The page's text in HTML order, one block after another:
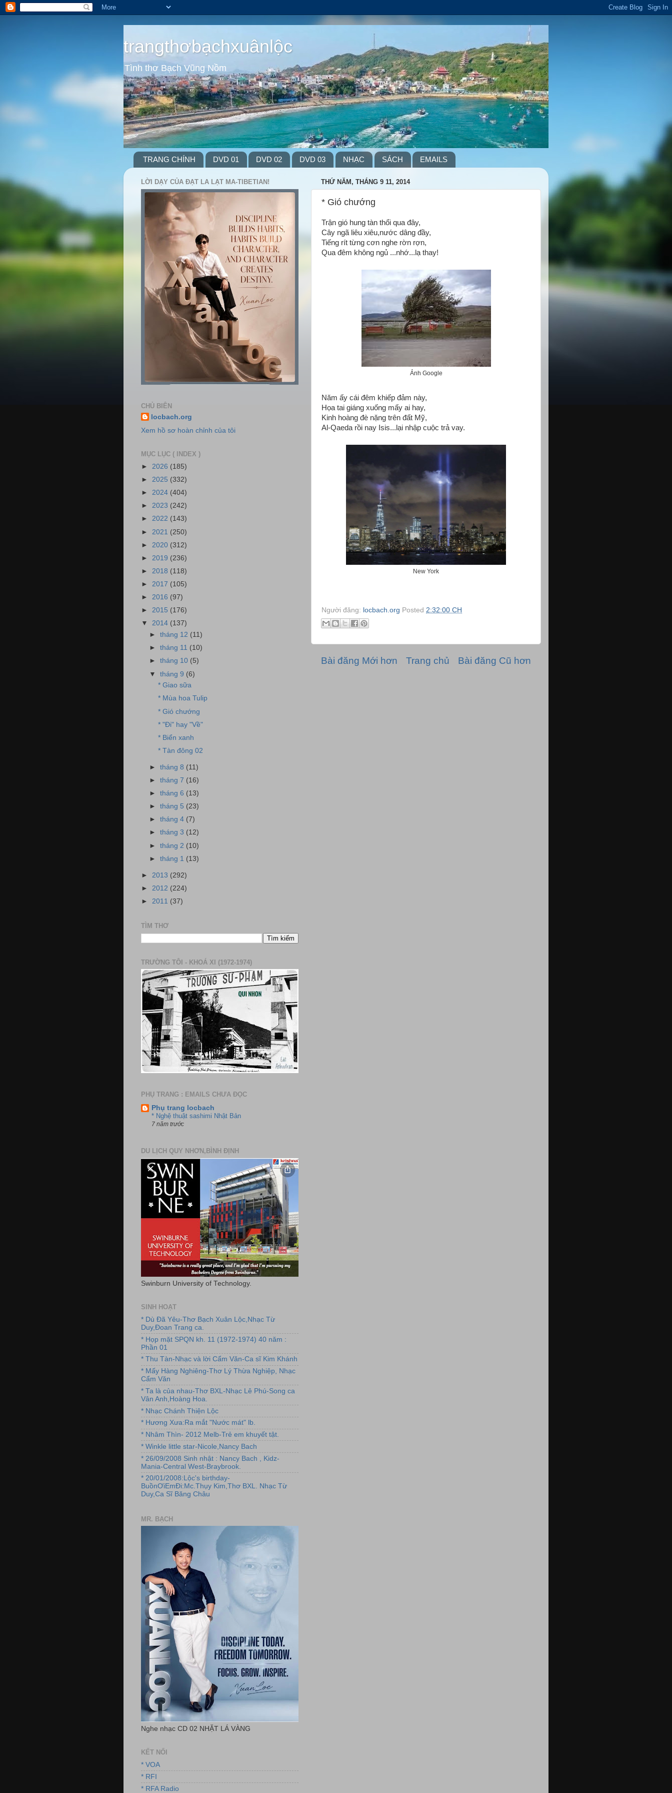
trangthơbạchxuânlộc
Tình thơ Bạch Vũng Nồm
TRANG CHÍNH DVD 01 DVD 02 DVD 03 NHẠC SÁCH EMAILS
THỨ NĂM, THÁNG 9 11, 2014
* Gió chướng
Trận gió hung tàn thổi qua đây,
Cây ngã liêu xiêu,nước dâng đầy,
Tiếng rít từng cơn nghe rờn rợn,
Qua đêm không ngủ ...nhớ...lạ thay!
Ảnh Google
Năm ấy cái đêm khiếp đảm này,
Họa tai giáng xuống mấy ai hay,
Kinh hoàng đè nặng trên đất Mỹ,
Al-Qaeda rồi nay Isis...lại nhập cuộc trả vay.
New York
Người đăng: locbach.org Posted 2:32:00 CH
Bài đăng Mới hơn Bài đăng Cũ hơn
Trang chủ
LỜI DẠY CỦA ĐẠT LA LẠT MA-TIBETIAN!
CHỦ BIÊN
locbach.org
Xem hồ sơ hoàn chỉnh của tôi
MỤC LỤC ( INDEX )
► 2026 (185)
► 2025 (332)
► 2024 (404)
► 2023 (242)
► 2022 (143)
► 2021 (250)
► 2020 (312)
► 2019 (236)
► 2018 (118)
► 2017 (105)
► 2016 (97)
► 2015 (176)
▼ 2014 (137)
►tháng 12 (11)
►tháng 11 (10)
►tháng 10 (5)
▼tháng 9 (6)
* Giao sữa
* Mùa hoa Tulip
* Gió chướng
* "Đi" hay "Về"
* Biển xanh
* Tàn đông 02
►tháng 8 (11)
►tháng 7 (16)
►tháng 6 (13)
►tháng 5 (23)
►tháng 4 (7)
►tháng 3 (12)
►tháng 2 (10)
►tháng 1 (13)
► 2013 (292)
► 2012 (224)
► 2011 (37)
TÌM THƠ
TRƯỜNG TÔI - KHOÁ XI (1972-1974)
PHỤ TRANG : EMAILS CHƯA ĐỌC
Phụ trang locbach
* Nghệ thuật sashimi Nhật Bản
7 năm trước
DU LỊCH QUY NHƠN,BÌNH ĐỊNH
Swinburn University of Technology.
SINH HOẠT
* Dù Đã Yêu-Thơ Bạch Xuân Lộc,Nhạc Từ
Duy,Đoan Trang ca.
* Họp mặt SPQN kh. 11 (1972-1974) 40 năm :
Phần 01
* Thu Tàn-Nhạc và lời Cẩm Văn-Ca sĩ Kim Khánh
* Mấy Hàng Nghiêng-Thơ Lý Thừa Nghiệp, Nhạc
Cẩm Văn
* Ta là của nhau-Thơ BXL-Nhạc Lê Phú-Song ca
Vân Anh,Hoàng Hoa.
* Nhạc Chánh Thiện Lộc
* Hương Xưa:Ra mắt "Nước mát" lb.
* Nhâm Thìn- 2012 Melb-Trẻ em khuyết tật.
* Winkle little star-Nicole,Nancy Bach
* 26/09/2008 Sinh nhật : Nancy Bach , Kidz-
Mania-Central West-Braybrook.
* 20/01/2008:Lộc's birthday-
BuồnƠiEmĐi:Mc.Thụy Kim,Thơ BXL. Nhạc Từ
Duy,Ca Sĩ Băng Châu
MR. BẠCH
Nghe nhạc CD 02 NHẶT LÁ VÀNG
KẾT NỐI
* VOA
* RFI
* RFA Radio